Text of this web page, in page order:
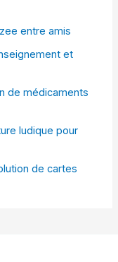
entre amis
et
de médicaments
ludique pour
de cartes